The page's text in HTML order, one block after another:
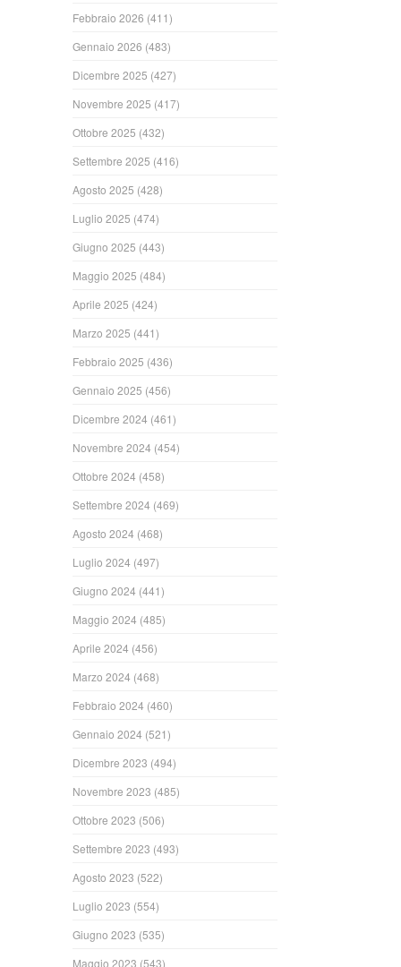
Febbraio 2026 (411)
Gennaio 2026 (483)
Dicembre 2025 (427)
Novembre 2025 (417)
Ottobre 2025 (432)
Settembre 2025 (416)
Agosto 2025 (428)
Luglio 2025 (474)
Giugno 2025 (443)
Maggio 2025 (484)
Aprile 2025 (424)
Marzo 2025 (441)
Febbraio 2025 (436)
Gennaio 2025 (456)
Dicembre 2024 (461)
Novembre 2024 (454)
Ottobre 2024 (458)
Settembre 2024 (469)
Agosto 2024 (468)
Luglio 2024 (497)
Giugno 2024 (441)
Maggio 2024 (485)
Aprile 2024 (456)
Marzo 2024 (468)
Febbraio 2024 (460)
Gennaio 2024 (521)
Dicembre 2023 (494)
Novembre 2023 (485)
Ottobre 2023 (506)
Settembre 2023 (493)
Agosto 2023 (522)
Luglio 2023 (554)
Giugno 2023 (535)
Maggio 2023 (543)